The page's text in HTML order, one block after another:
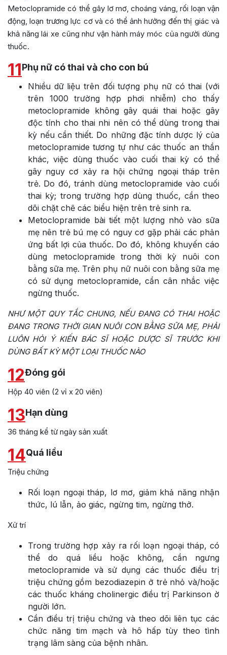
Metoclopramide có thể gây lơ mơ, choáng váng, rối loạn vận
động, loạn trương lực cơ và có thể ảnh hưởng đến thị giác và
khả năng lái xe cũng như vận hành máy móc của người dùng
thuốc.
11Phụ nữ có thai và cho con bú
Nhiều dữ liệu trên đối tượng phụ nữ có thai (với
trên 1000 trường hợp phơi nhiễm) cho thấy
metoclopramide không gây quái thai hoặc gây
độc tính cho thai nhi nên có thể dùng trong thai
kỳ nếu cần thiết. Do những đặc tính dược lý của
metoclopramide tương tự như các thuốc an thần
khác, việc dùng thuốc vào cuối thai kỳ có thể
gây nguy cơ xảy ra hội chứng ngoại tháp trên
trẻ. Do đó, tránh dùng metoclopramide vào cuối
thai kỳ; trong trường hợp dùng thuốc, cần theo
dõi chặt chẽ các biểu hiện trên trẻ sinh ra.
Metoclopramide bài tiết một lượng nhỏ vào sữa
mẹ nên trẻ bú mẹ có nguy cơ gặp phải các phản
ứng bất lợi của thuốc. Do đó, không khuyến cáo
dùng metoclopramide trong thời kỳ nuôi con
bằng sữa mẹ. Trên phụ nữ nuôi con bằng sữa mẹ
có sử dụng metoclopramide, cần cân nhắc việc
ngừng thuốc.
NHƯ MỘT QUY TẮC CHUNG, NẾU ĐANG CÓ THAI HOẶC
ĐANG TRONG THỜI GIAN NUÔI CON BẰNG SỮA MẸ, PHẢI
LUÔN HỎI Ý KIẾN BÁC SĨ HOẶC DƯỢC SĨ TRƯỚC KHI
DÙNG BẤT KỲ MỘT LOẠI THUỐC NÀO
12Đóng gói
Hộp 40 viên (2 vỉ x 20 viên)
13Hạn dùng
36 tháng kể từ ngày sản xuất
14Quá liều
Triệu chứng
Rối loạn ngoại tháp, lơ mơ, giảm khả năng nhận
thức, lú lẫn, ảo giác, ngừng tim, ngừng thở.
Xử trí
Trong trường hợp xảy ra rối loạn ngoại tháp, có
thể do quá liều hoặc không, cần ngưng
metoclopramide và sử dụng các thuốc điều trị
triệu chứng gồm bezodiazepin ở trẻ nhỏ và/hoặc
các thuốc kháng cholinergic điều trị Parkinson ờ
người lớn.
Cần điều trị triệu chứng và theo dõi liên tục các
chức năng tim mạch và hô hấp tùy theo tình
trạng lâm sàng của bệnh nhân.